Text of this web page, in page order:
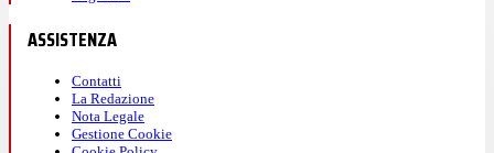
ASSISTENZA
Contatti
La Redazione
Nota Legale
Gestione Cookie